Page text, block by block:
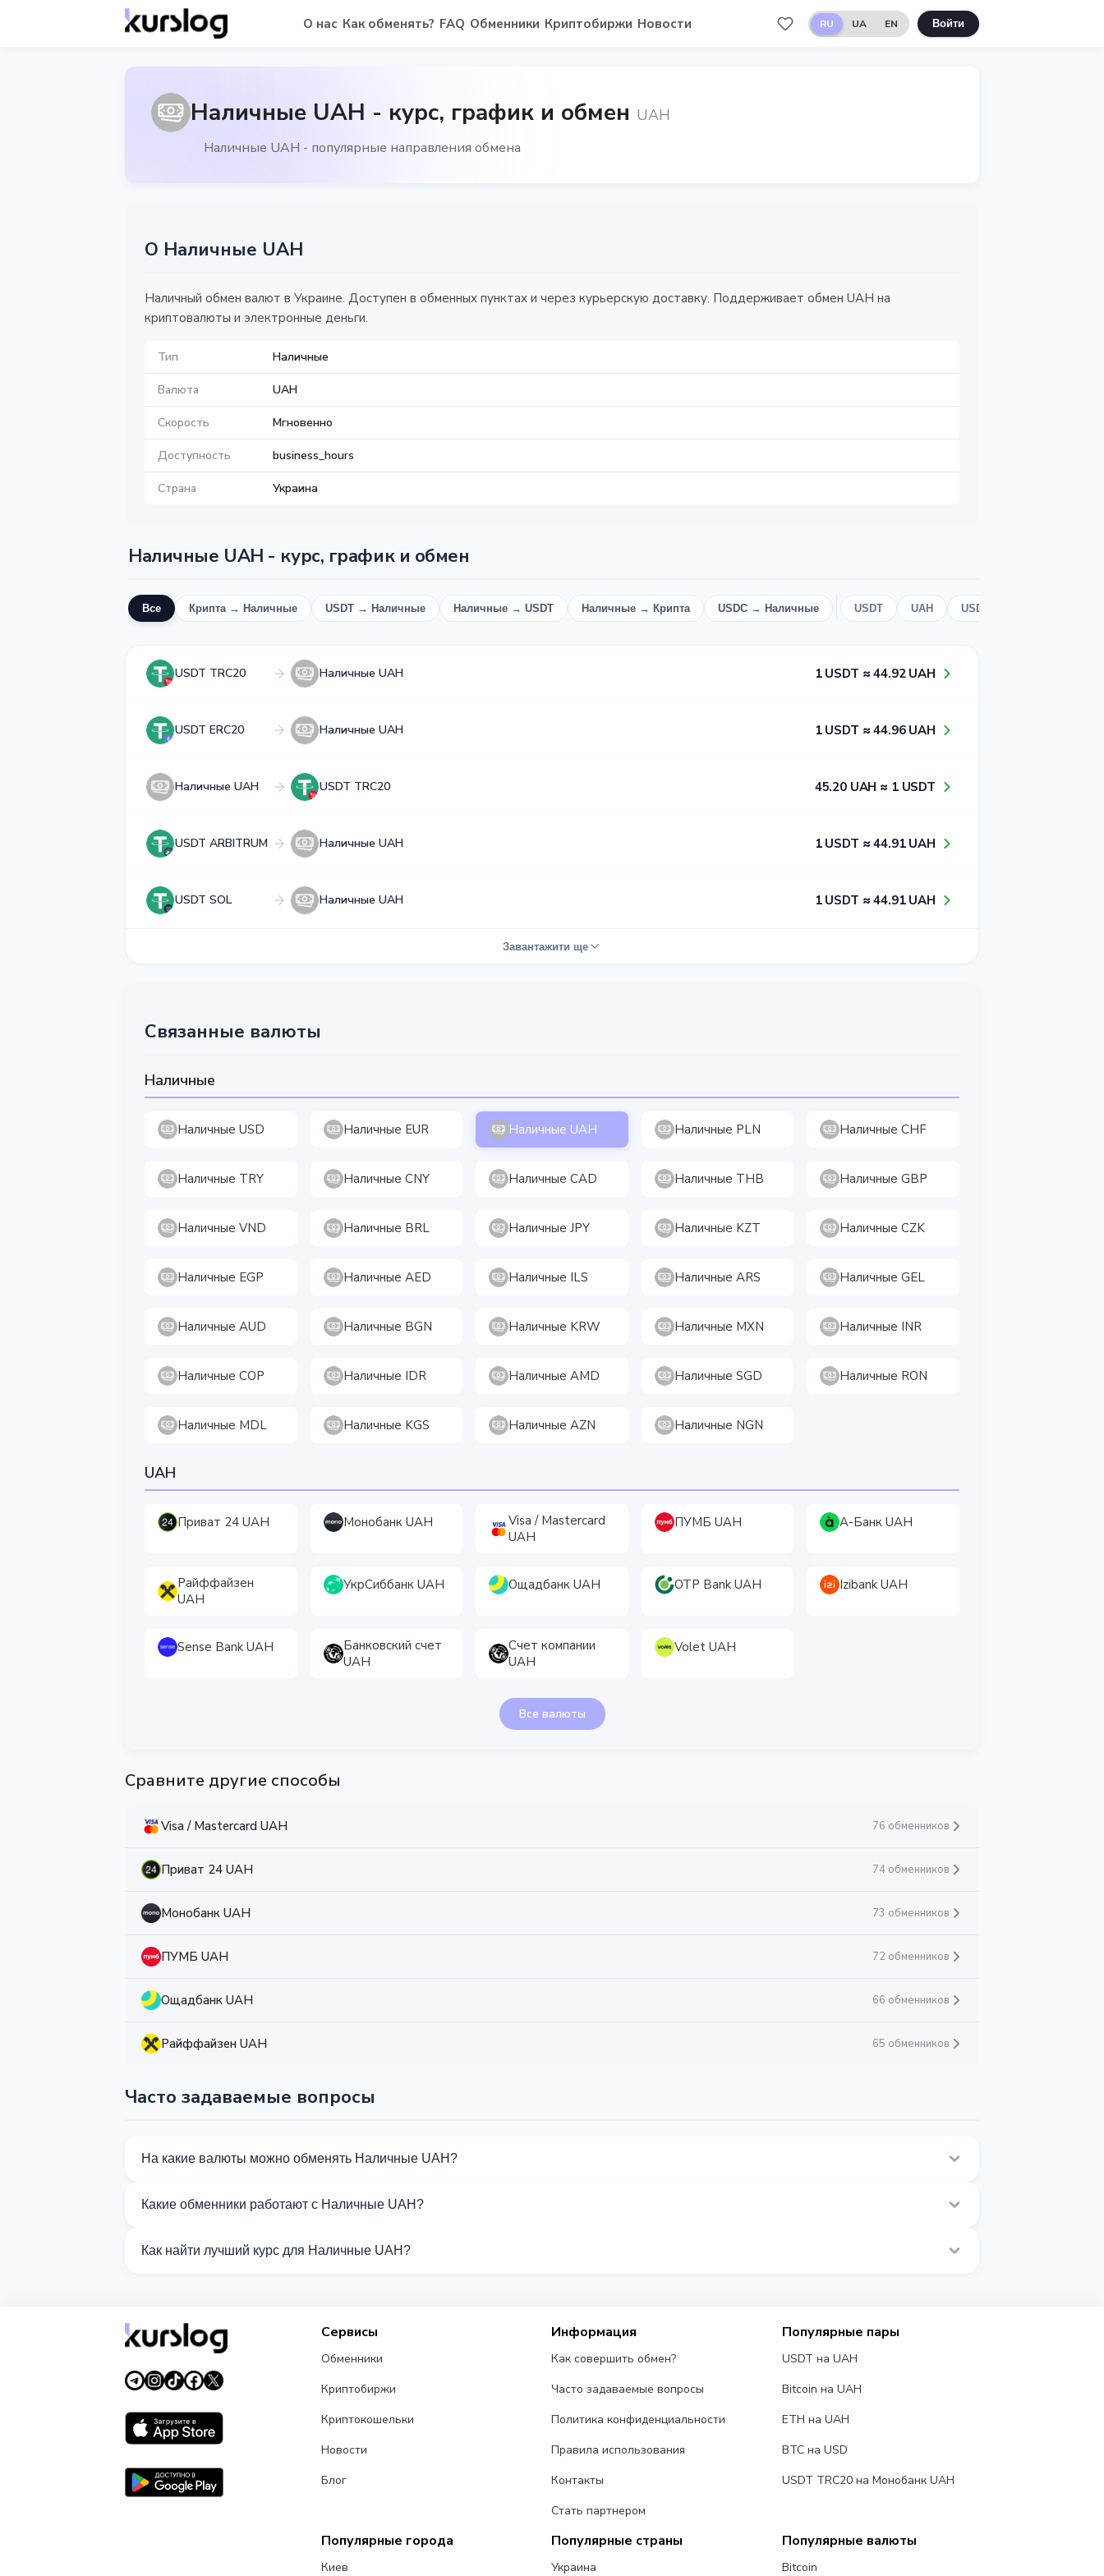
О нас Как обменять? FAQ Обменники Криптобиржи Новости RU UA EN Войти
Наличные UAH - курс, график и обмен UAH
Наличные UAH - популярные направления обмена
О Наличные UAH
Наличный обмен валют в Украине. Доступен в обменных пунктах и через курьерскую доставку. Поддерживает обмен UAH на
криптовалюты и электронные деньги.
Тип Наличные
Валюта UAH
Скорость Мгновенно
Доступность business_hours
Страна Украина
Наличные UAH - курс, график и обмен
Все Крипта → Наличные USDT → Наличные Наличные → USDT Наличные → Крипта USDC → Наличные USDT UAH USD
USDT TRC20 Наличные UAH 1​ USDT ≈ 4​4​.9​2​ UAH
USDT ERC20 Наличные UAH 1​ USDT ≈ 4​4​.9​6​ UAH
Наличные UAH USDT TRC20 4​5​.2​0​ UAH ≈ 1​ USDT
USDT ARBITRUM Наличные UAH 1​ USDT ≈ 4​4​.9​1​ UAH
USDT SOL Наличные UAH 1​ USDT ≈ 4​4​.9​1​ UAH
Завантажити ще
Связанные валюты
Наличные
Наличные USD Наличные EUR Наличные UAH Наличные PLN Наличные CHF
Наличные TRY Наличные CNY Наличные CAD Наличные THB Наличные GBP
Наличные VND Наличные BRL Наличные JPY Наличные KZT Наличные CZK
Наличные EGP Наличные AED Наличные ILS Наличные ARS Наличные GEL
Наличные AUD Наличные BGN Наличные KRW Наличные MXN Наличные INR
Наличные COP Наличные IDR Наличные AMD Наличные SGD Наличные RON
Наличные MDL Наличные KGS Наличные AZN Наличные NGN
UAH
Приват 24 UAH Монобанк UAH
Visa / Mastercard
UAH
ПУМБ UAH А-Банк UAH
Райффайзен
UAH
УкрСиббанк UAH Ощадбанк UAH OTP Bank UAH Izibank UAH
Sense Bank UAH
Банковский счет
UAH
Счет компании
UAH
Volet UAH
Все валюты
Сравните другие способы
Visa / Mastercard UAH 76 обменников
Приват 24 UAH 74 обменников
Монобанк UAH 73 обменников
ПУМБ UAH 72 обменников
Ощадбанк UAH 66 обменников
Райффайзен UAH 65 обменников
Часто задаваемые вопросы
На какие валюты можно обменять Наличные UAH?
Какие обменники работают с Наличные UAH?
Как найти лучший курс для Наличные UAH?
Сервисы
Обменники
Криптобиржи
Криптокошельки
Новости
Блог
Информация
Как совершить обмен?
Часто задаваемые вопросы
Политика конфиденциальности
Правила использования
Контакты
Стать партнером
Популярные пары
USDT на UAH
Bitcoin на UAH
ETH на UAH
BTC на USD
USDT TRC20 на Монобанк UAH
Популярные города
Киев
Популярные страны
Украина
Популярные валюты
Bitcoin